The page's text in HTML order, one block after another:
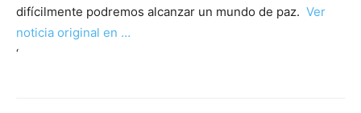
difícilmente podremos alcanzar un mundo de paz. Ver
noticia original en …
‘